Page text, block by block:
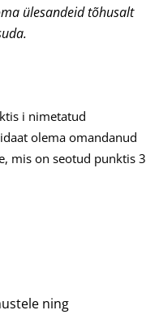
ülesandeid tõhusalt
i nimetatud
olema omandanud
mis on seotud punktis 3
ning